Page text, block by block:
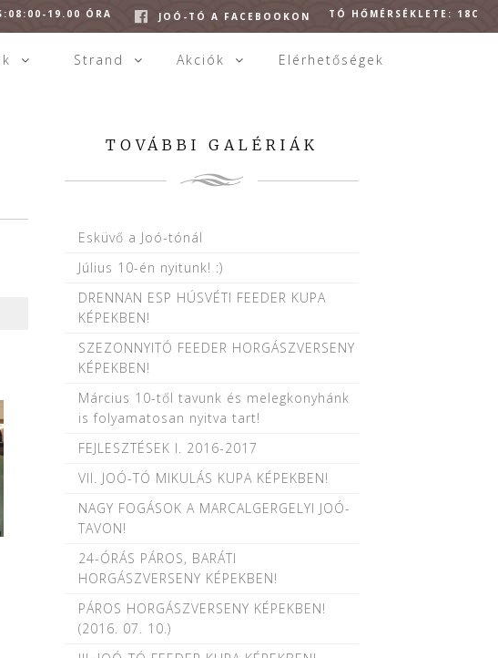
TÓ HŐMÉRSÉKLETE: 18C
JOÓ-TÓ A FACEBOOKON
19.00 ÓRA
Strand Akciók Elérhetőségek
TOVÁBBI GALÉRIÁK
Esküvő a Joó-tónál
Július 10-én nyitunk! :)
DRENNAN ESP HÚSVÉTI FEEDER KUPA
KÉPEKBEN!
SZEZONNYITÓ FEEDER HORGÁSZVERSENY
KÉPEKBEN!
Március 10-től tavunk és melegkonyhánk
is folyamatosan nyitva tart!
FEJLESZTÉSEK I. 2016-2017
VII. JOÓ-TÓ MIKULÁS KUPA KÉPEKBEN!
NAGY FOGÁSOK A MARCALGERGELYI JOÓ-
TAVON!
24-ÓRÁS PÁROS, BARÁTI
HORGÁSZVERSENY KÉPEKBEN!
PÁROS HORGÁSZVERSENY KÉPEKBEN!
(2016. 07. 10.)